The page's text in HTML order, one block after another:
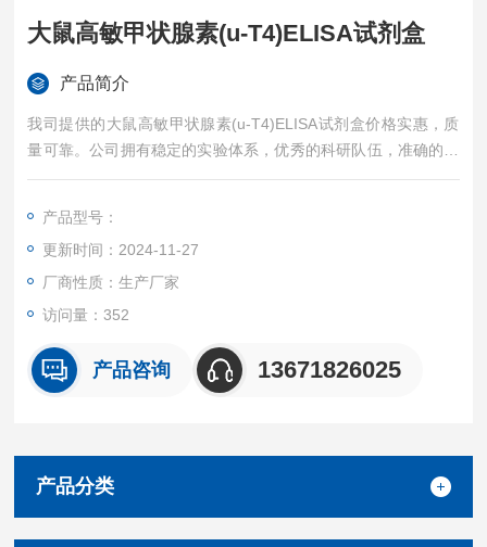
大鼠高敏甲状腺素(u-T4)ELISA试剂盒
产品简介
我司提供的大鼠高敏甲状腺素(u-T4)ELISA试剂盒价格实惠，质
量可靠。公司拥有稳定的实验体系，优秀的科研队伍，准确的实
验结果，是您值得信赖的合作伙伴，凡购买我司的试剂盒产品都
产品型号：
更新时间：2024-11-27
厂商性质：生产厂家
访问量：352
产品咨询 13671826025
产品分类